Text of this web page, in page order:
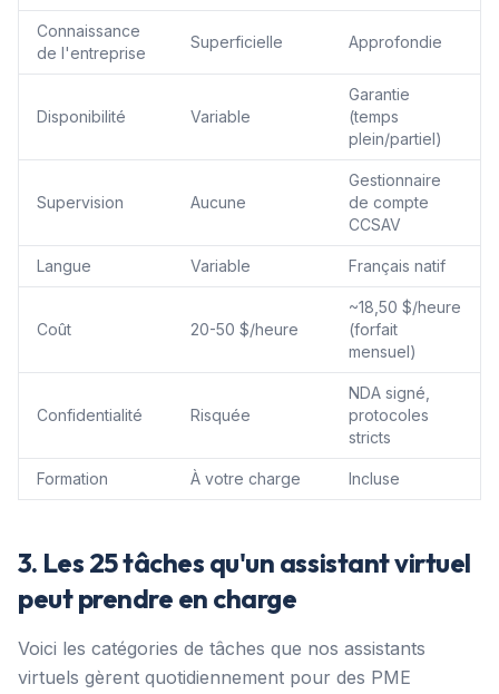
Connaissance
de l'entreprise
Superficielle Approfondie
Disponibilité Variable
Garantie
(temps
plein/partiel)
Supervision Aucune
Gestionnaire
de compte
CCSAV
Langue Variable Français natif
Coût 20-50 $/heure
~18,50 $/heure
(forfait
mensuel)
Confidentialité Risquée
NDA signé,
protocoles
stricts
Formation À votre charge Incluse
3. Les 25 tâches qu'un assistant virtuel
peut prendre en charge
Voici les catégories de tâches que nos assistants
virtuels gèrent quotidiennement pour des PME